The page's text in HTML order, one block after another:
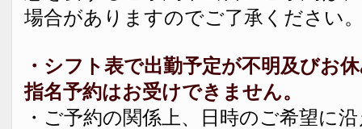
場合がありますのでご了承ください
・シフト表で出勤予定が不明及びお
指名予約はお受けできません。
・ご予約の関係上、日時のご希望に